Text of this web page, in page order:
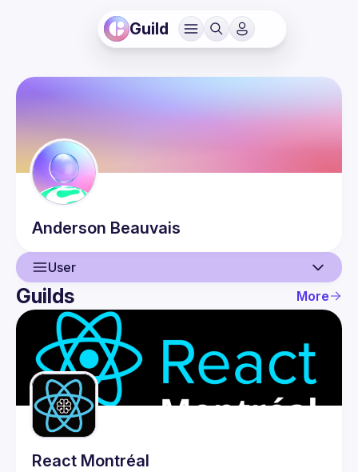
Guild
Anderson Beauvais
User
User
Events
Guilds
Guilds More
React Montréal